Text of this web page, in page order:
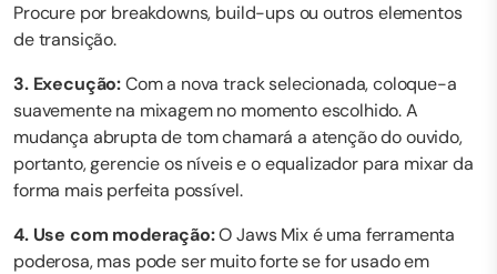
Procure por breakdowns, build-ups ou outros elementos
de transição.
3. Execução:Com a nova track selecionada, coloque-a
suavemente na mixagem no momento escolhido. A
mudança abrupta de tom chamará a atenção do ouvido,
portanto, gerencie os níveis e o equalizador para mixar da
forma mais perfeita possível.
4. Use com moderação:O Jaws Mix é uma ferramenta
poderosa, mas pode ser muito forte se for usado em